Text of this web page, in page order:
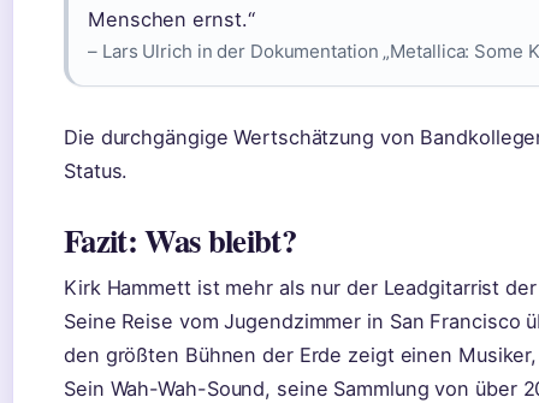
Menschen ernst.“
– Lars Ulrich in der Dokumentation „Metallica: Some
Die durchgängige Wertschätzung von
Status.
Fazit: Was bleibt?
Kirk Hammett ist mehr als nur der Leadgitarrist
Seine Reise vom Jugendzimmer in San Francisco
den größten Bühnen der Erde zeigt einen
Sein Wah-Wah-Sound, seine Sammlung von über